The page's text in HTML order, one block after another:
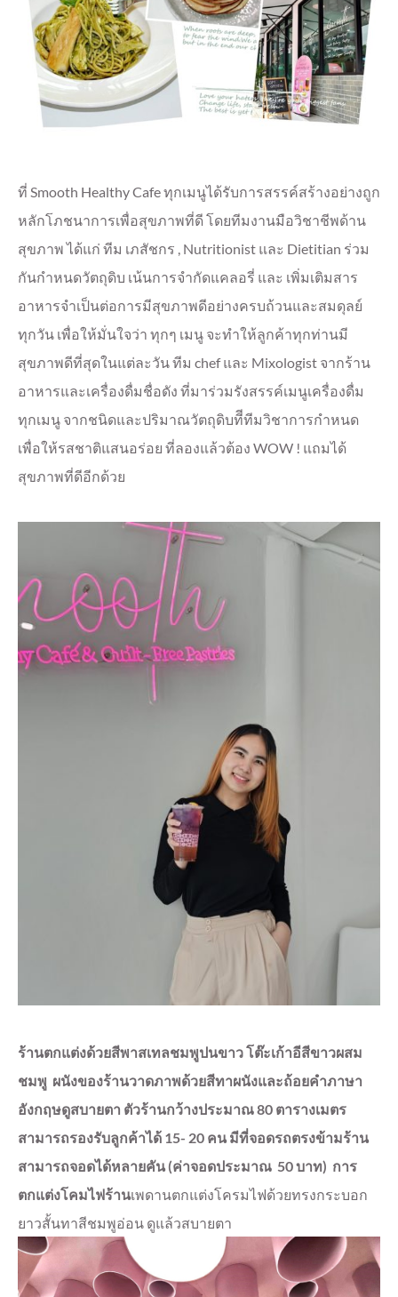
ที่ Smooth Healthy Cafe ทุกเมนูได้รับการสรรค์สร้างอย่างถูก
หลักโภชนาการเพื่อสุขภาพที่ดี โดยทีมงานมือวิชาชีพด้าน
สุขภาพ ได้แก่ ทีม เภสัชกร , Nutritionist และ Dietitian ร่วม
กันกำหนดวัตถุดิบ เน้นการจำกัดแคลอรี่ และ เพิ่มเติมสาร
อาหารจำเป็นต่อการมีสุขภาพดีอย่างครบถ้วนและสมดุลย์
ทุกวัน เพื่อให้มั่นใจว่า ทุกๆ เมนู จะทำให้ลูกค้าทุกท่านมี
สุขภาพดีที่สุดในแต่ละวันทีม chef และ Mixologist จากร้าน
อาหารและเครื่องดื่มชื่อดัง ที่มาร่วมรังสรรค์เมนูเครื่องดื่ม
ทุกเมนู จากชนิดและปริมาณวัตถุดิบทีีทีมวิชาการกำหนด
เพื่อให้รสชาติแสนอร่อย ที่ลองแล้วต้อง WOW ! แถมได้
สุขภาพที่ดีอีกด้วย
ร้านตกแต่งด้วยสีพาสเทลชมพูปนขาว โต๊ะเก้าอีสีขาวผสม
ชมพู ผนังของร้านวาดภาพด้วยสีทาผนังและถ้อยคำภาษา
อังกฤษดูสบายตา ตัวร้านกว้างประมาณ 80 ตารางเมตร
สามารถรองรับลูกค้าได้ 15- 20 คน มีที่จอดรถตรงข้ามร้าน
สามารถจอดได้หลายคัน (ค่าจอดประมาณ 50 บาท) การ
ตกแต่งโคมไฟร้านเพดานตกแต่งโครมไฟด้วยทรงกระบอก
ยาวสั้นทาสีชมพูอ่อน ดูแล้วสบายตา